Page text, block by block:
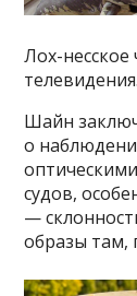
Лох-
Шайн
о
судов,
—
образы там,